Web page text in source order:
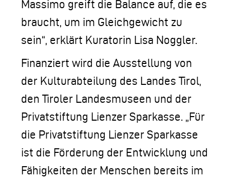
Massimo greift die Balance auf, die es
braucht, um im Gleichgewicht zu
sein“, erklärt Kuratorin Lisa Noggler.
Finanziert wird die Ausstellung von
der Kulturabteilung des Landes Tirol,
den Tiroler Landesmuseen und der
Privatstiftung Lienzer Sparkasse. „Für
die Privatstiftung Lienzer Sparkasse
ist die Förderung der Entwicklung und
Fähigkeiten der Menschen bereits im